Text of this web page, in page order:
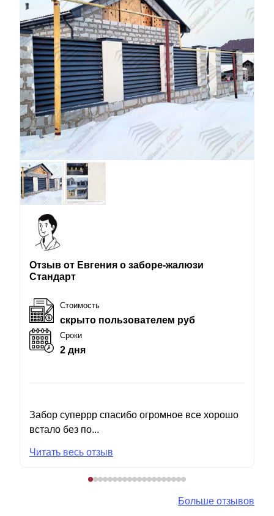
Отзыв от Евгения о заборе-жалюзи
Стандарт
Стоимость
скрыто пользователем руб
Сроки
2 дня
Забор суперрр спасибо огромное все хорошо
встало без по...
Читать весь отзыв
Больше отзывов